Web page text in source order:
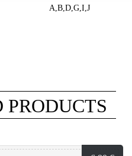
A,B,D,G,I,J
PRODUCTS